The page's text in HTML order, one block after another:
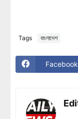
Tags বাংলাদেশ
Facebook